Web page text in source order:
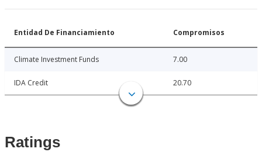
Entidad De Financiamiento Compromisos
Climate Investment Funds 7.00
IDA Credit 20.70
Ratings